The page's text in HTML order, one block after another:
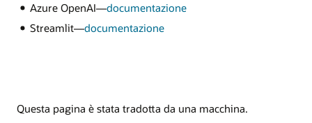
Azure OpenAI—documentazione
Streamlit—documentazione
Questa pagina è stata tradotta da una macchina.